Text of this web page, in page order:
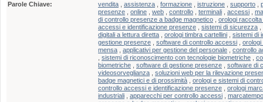
Parole Chiave: vendita assistenza formazione istruzione supporto
presenze
online web controllo terminali accessi
di controllo presenze a badge magnetico
orologi
accessi e identificazione presenze
sistemi di sicurezza
digitali a lettura diretta
orologi timbra cartellini
sistemi di
gestione presenze
software di controllo accessi
orologi
mensa
applicativi per gestione del personale
controllo
sistemi di riconoscimento con tecnologie biometriche
biometriche
software di gestione presenze
software di
videosorveglianza
soluzioni web per la rilevazione
badge magnetici e di prossimità
orologi e sistemi di
controllo accessi e identificazione presenze
orologi
industriali
apparecchi per controllo accessi